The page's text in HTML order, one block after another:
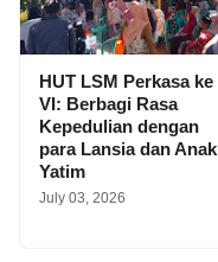
HUT LSM Perkasa ke
VI: Berbagi Rasa
Kepedulian dengan
para Lansia dan Anak
Yatim
July 03, 2026